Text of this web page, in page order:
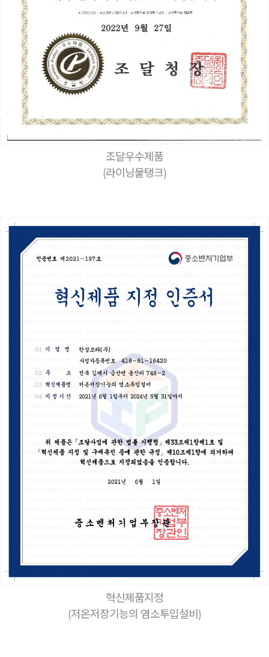
조달우수제품
(라이닝물탱크)
혁신제품지정
(저온저장기능의 염소투입설비)